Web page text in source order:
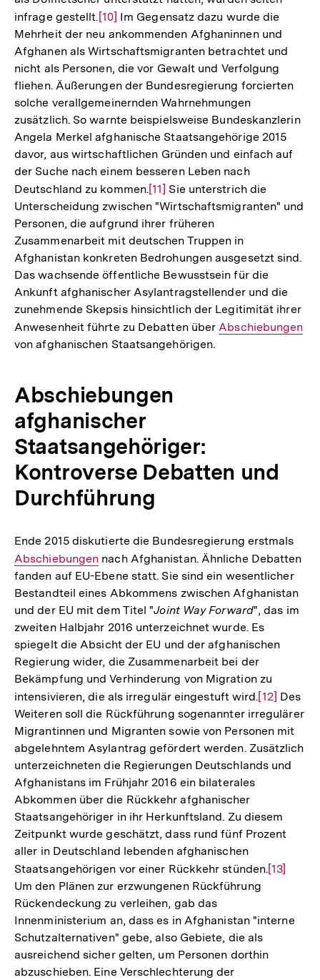
infrage gestellt.Zur
Auflösung
der
Fußnote
[10] Im Gegensatz dazu wurde die
Mehrheit der neu ankommenden Afghaninnen und
Afghanen als Wirtschaftsmigranten betrachtet und
nicht als Personen, die vor Gewalt und Verfolgung
fliehen. Äußerungen der Bundesregierung forcierten
solche verallgemeinernden Wahrnehmungen
zusätzlich. So warnte beispielsweise Bundeskanzlerin
Angela Merkel afghanische Staatsangehörige 2015
davor, aus wirtschaftlichen Gründen und einfach auf
der Suche nach einem besseren Leben nach
Deutschland zu kommen.Zur
Auflösung
der
Fußnote
[11] Sie unterstrich die
Unterscheidung zwischen "Wirtschaftsmigranten" und
Personen, die aufgrund ihrer früheren
Zusammenarbeit mit deutschen Truppen in
Afghanistan konkreten Bedrohungen ausgesetzt sind.
Das wachsende öffentliche Bewusstsein für die
Ankunft afghanischer Asylantragstellender und die
zunehmende Skepsis hinsichtlich der Legitimität ihrer
Anwesenheit führte zu Debatten überInterner
Abschiebungen
von afghanischen Staatsangehörigen.
Abschiebungen
afghanischer
Staatsangehöriger:
Kontroverse Debatten und
Durchführung
Ende 2015 diskutierte die Bundesregierung erstmals
Link:
Abschiebungen nach Afghanistan. Ähnliche Debatten
fanden auf EU-Ebene statt. Sie sind ein wesentlicher
Bestandteil eines Abkommens zwischen Afghanistan
und der EU mit dem Titel "Joint Way Forward", das im
zweiten Halbjahr 2016 unterzeichnet wurde. Es
spiegelt die Absicht der EU und der afghanischen
Regierung wider, die Zusammenarbeit bei der
Bekämpfung und Verhinderung von Migration zu
intensivieren, die als irregulär eingestuft wird.Zur
Auflösung
der
Fußnote
[12] Des
Weiteren soll die Rückführung sogenannter irregulärer
Migrantinnen und Migranten sowie von Personen mit
abgelehntem Asylantrag gefördert werden. Zusätzlich
unterzeichneten die Regierungen Deutschlands und
Afghanistans im Frühjahr 2016 ein bilaterales
Abkommen über die Rückkehr afghanischer
Staatsangehöriger in ihr Herkunftsland. Zu diesem
Zeitpunkt wurde geschätzt, dass rund fünf Prozent
aller in Deutschland lebenden afghanischen
Staatsangehörigen vor einer Rückkehr stünden.Zur
Fußnote
[13]
Um den Plänen zur erzwungenen Rückführung
Rückendeckung zu verleihen, gab das
Innenministerium an, dass es in Afghanistan "interne
Schutzalternativen" gebe, also Gebiete, die als
ausreichend sicher gelten, um Personen dorthin
abzuschieben. Eine Verschlechterung der